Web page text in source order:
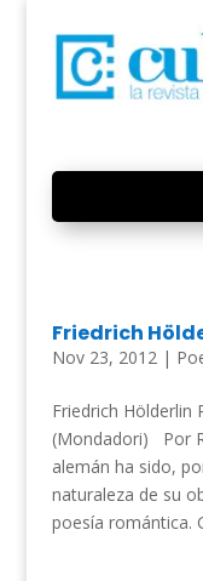
Friedrich
Nov 23, 2012|
Friedrich
(Mondadori) Por
alemán ha sido,
naturaleza de su
poesía romántica.